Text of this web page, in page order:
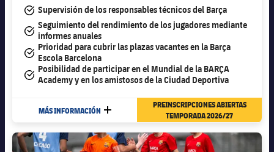
#tick
Supervisión de los responsables técnicos del Barça
#tick
Seguimiento del rendimiento de los jugadores mediante
informes anuales
#tick
Prioridad para cubrir las plazas vacantes en la Barça
Escola Barcelona
#tick
Posibilidad de participar en el Mundial de la BARÇA
Academy y en los amistosos de la Ciudad Deportiva
MÁS INFORMACIÓN MÁS
PREINSCRIPCIONES ABIERTAS
TEMPORADA 2026/27